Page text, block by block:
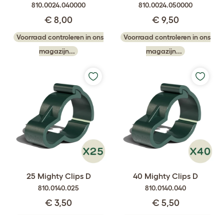
810.0024.040000
€ 8,00
Voorraad controleren in ons
magazijn...
810.0024.050000
€ 9,50
Voorraad controleren in ons
magazijn...
25 Mighty Clips D
810.0140.025
€ 3,50
40 Mighty Clips D
810.0140.040
€ 5,50